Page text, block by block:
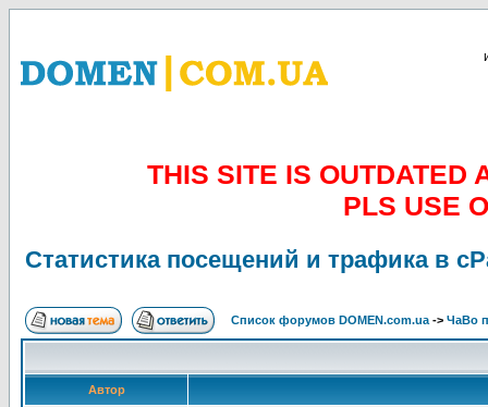
THIS SITE IS OUTDATED
PLS USE
Статистика посещений и трафика в
Список форумов DOMEN.com.ua -> ЧаВо
Автор